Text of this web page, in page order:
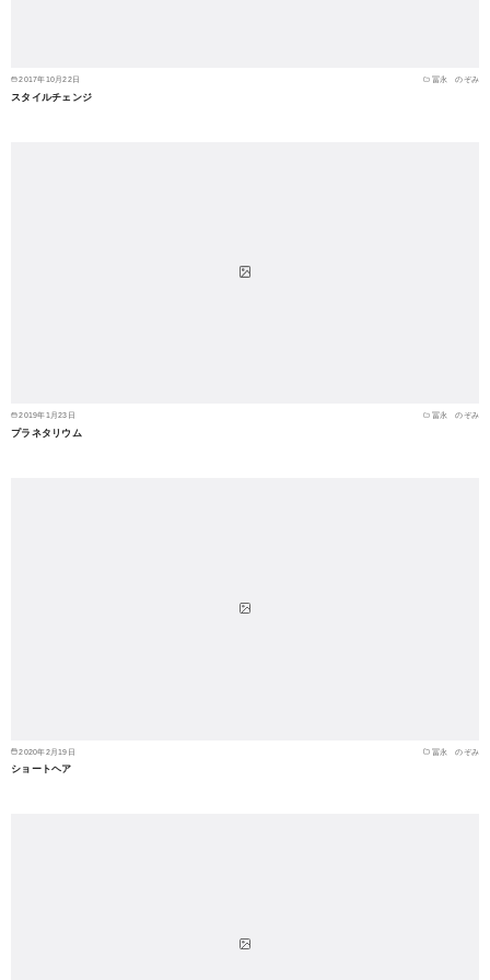
2017年10月22日 冨永 のぞみ
スタイルチェンジ
2019年1月23日 冨永 のぞみ
プラネタリウム
2020年2月19日 冨永 のぞみ
ショートヘア